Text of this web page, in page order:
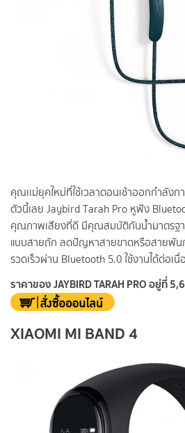
คุณเเม่ยุคใหม่ที่ใช้เวลาตอนเช้าออกกำลัง
ตัวนี้เลย Jaybird Tarah Pro หูฟัง
คุณภาพเสียงที่ดี มีคุณสมบัติกันน้ำมาตรฐา
แบบสายถัก ลดปัญหาสายขาดหรือสายพัน
รวดเร็วผ่าน Bluetooth 5.0 ใช้งานได้ต่อเนื่
ราคาของ JAYBIRD TARAH PRO อยู่ที่
XIAOMI MI BAND 4